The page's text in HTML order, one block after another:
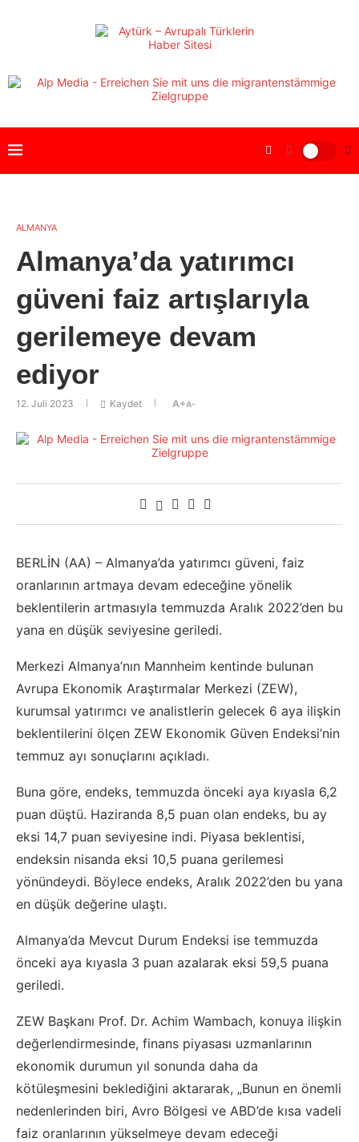
ALMANYA
Almanya’da yatırımcı
güveni faiz artışlarıyla
gerilemeye devam
ediyor
12. Juli 2023 Kaydet A+A-
BERLİN (AA) – Almanya’da yatırımcı güveni, faiz
oranlarının artmaya devam edeceğine yönelik
beklentilerin artmasıyla temmuzda Aralık 2022’den bu
yana en düşük seviyesine geriledi.
Merkezi Almanya’nın Mannheim kentinde bulunan
Avrupa Ekonomik Araştırmalar Merkezi (ZEW),
kurumsal yatırımcı ve analistlerin gelecek 6 aya ilişkin
beklentilerini ölçen ZEW Ekonomik Güven Endeksi’nin
temmuz ayı sonuçlarını açıkladı.
Buna göre, endeks, temmuzda önceki aya kıyasla 6,2
puan düştü. Haziranda 8,5 puan olan endeks, bu ay
eksi 14,7 puan seviyesine indi. Piyasa beklentisi,
endeksin nisanda eksi 10,5 puana gerilemesi
yönündeydi. Böylece endeks, Aralık 2022’den bu yana
en düşük değerine ulaştı.
Almanya’da Mevcut Durum Endeksi ise temmuzda
önceki aya kıyasla 3 puan azalarak eksi 59,5 puana
geriledi.
ZEW Başkanı Prof. Dr. Achim Wambach, konuya ilişkin
değerlendirmesinde, finans piyasası uzmanlarının
ekonomik durumun yıl sonunda daha da
kötüleşmesini beklediğini aktararak, „Bunun en önemli
nedenlerinden biri, Avro Bölgesi ve ABD’de kısa vadeli
faiz oranlarının yükselmeye devam edeceği